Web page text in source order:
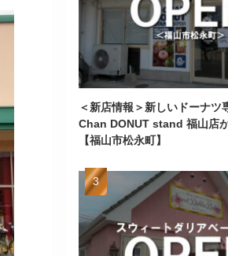
＜新店情報＞新しいドーナツ
Chan DONUT stand 福山店
【福山市松永町】